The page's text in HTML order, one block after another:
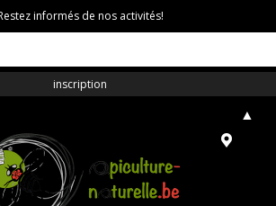
informés de nos activités!
▲